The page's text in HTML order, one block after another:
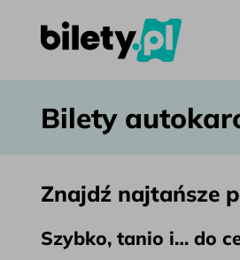
Przejdź do treści
Bilety autokarowe Odessa – bilety.pl
Bilety
Znajdź najtańsze
Szybko, tanio i… do